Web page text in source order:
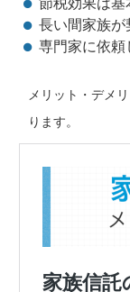
長い間家族
専門家に依
メリット・デメ
ります。